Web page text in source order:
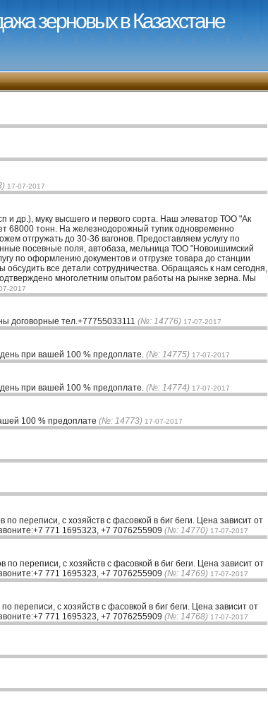
зерновых в Казахстане
17-07-2017
и др.), муку высшего и первого сорта. Наш элеватор ТОО "Ак
68000 тонн. На железнодорожный тупик одновременно
отгружать до 30-36 вагонов. Предоставляем услугу по
посевные поля, автобаза, мельница ТОО "Новоишимский
по оформлению документов и отгрузке товара до станции
все детали сотрудничества. Обращаясь к нам сегодня,
многолетним опытом работы на рынке зерна. Мы
2017
договорные тел.+77755033111 (№: 14776) 17-07-2017
при вашей 100 % предоплате. (№: 14775) 17-07-2017
при вашей 100 % предоплате. (№: 14774) 17-07-2017
100 % предоплате (№: 14773) 17-07-2017
переписи, с хозяйств с фасовкой в биг беги. Цена зависит от
771 1695323, +7 7076255909 (№: 14770) 17-07-2017
переписи, с хозяйств с фасовкой в биг беги. Цена зависит от
771 1695323, +7 7076255909 (№: 14769) 17-07-2017
с хозяйств с фасовкой в биг беги. Цена зависит от
771 1695323, +7 7076255909 (№: 14768) 17-07-2017